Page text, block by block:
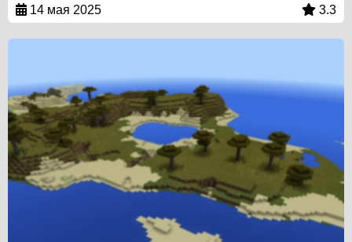
14 мая 2025 3.3